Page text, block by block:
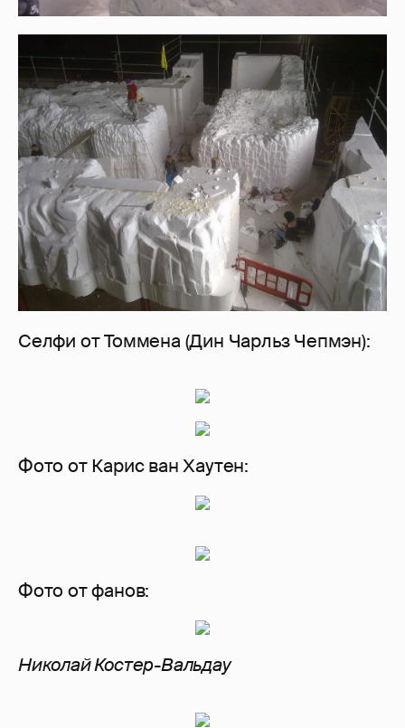
Селфи от Томмена (Дин Чарльз Чепмэн):
Фото от Карис ван Хаутен:
Фото от фанов:
Николай Костер-Вальдау